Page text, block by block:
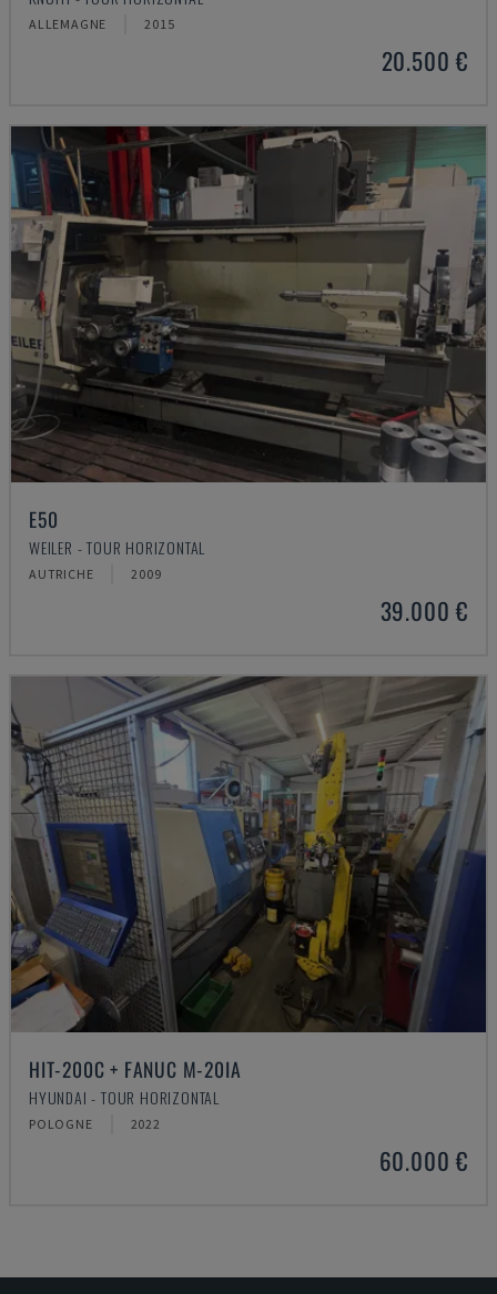
ALLEMAGNE 2015
20.500 €
E50
WEILER - TOUR HORIZONTAL
AUTRICHE 2009
39.000 €
HIT-200C + FANUC M-20IA
HYUNDAI - TOUR HORIZONTAL
POLOGNE 2022
60.000 €